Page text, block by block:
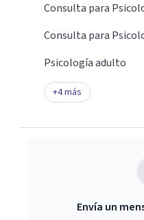
Consulta para
Consulta para
Psicología adulto
+4más
Envía un